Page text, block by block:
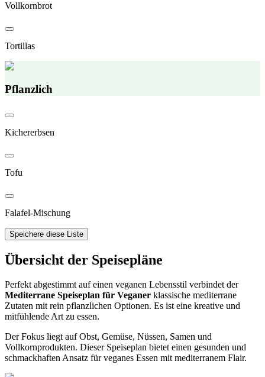
Vollkornbrot
Tortillas
Pflanzlich
Kichererbsen
Tofu
Falafel-Mischung
Speichere diese Liste
Übersicht der Speisepläne
Perfekt abgestimmt auf einen veganen Lebensstil verbindet der
Mediterrane Speiseplan für Veganer klassische mediterrane
Zutaten mit rein pflanzlichen Optionen. Es ist eine kreative und
mitfühlende Art zu essen.
Der Fokus liegt auf Obst, Gemüse, Nüssen, Samen und
Vollkornprodukten. Dieser Speiseplan bietet einen gesunden und
schmackhaften Ansatz für veganes Essen mit mediterranem Flair.